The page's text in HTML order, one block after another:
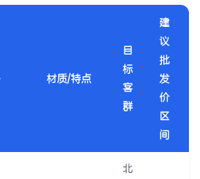
材质/特点
目
标
客
群
建
议
批
发
价
区
间
北